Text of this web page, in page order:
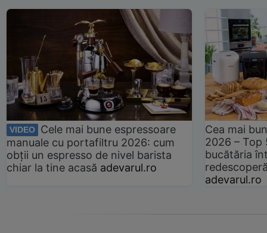
VIDEO
Cele mai bune espressoare
manuale cu portafiltru 2026: cum
obții un espresso de nivel barista
chiar la tine acasă adevarul.ro
Cea mai
2026 –
bucătăria
adevarul.ro